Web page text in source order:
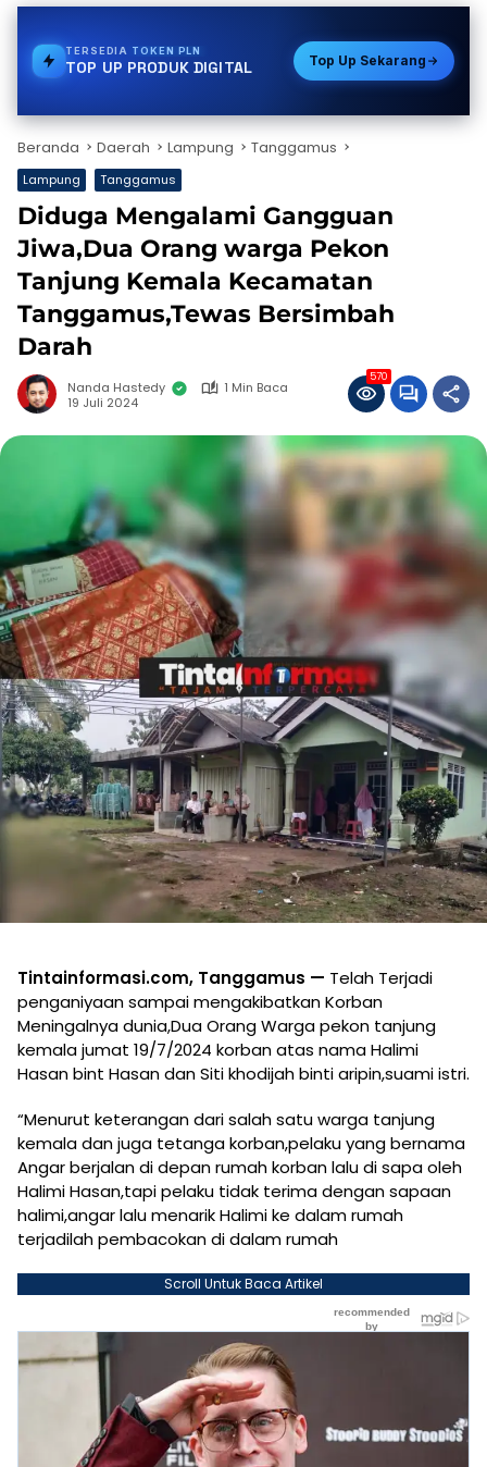
TERSEDIA GAS
TOP UP PRODUK DIGITAL Top Up Sekarang
Beranda Daerah Lampung Tanggamus
Lampung Tanggamus
Diduga Mengalami Gangguan
Jiwa,Dua Orang warga Pekon
Tanjung Kemala Kecamatan
Tanggamus,Tewas Bersimbah
Darah
Nanda Hastedy
1 Min Baca
19 Juli 2024
570
Tintainformasi.com, Tanggamus — Telah Terjadi
penganiyaan sampai mengakibatkan Korban
Meningalnya dunia,Dua Orang Warga pekon tanjung
kemala jumat 19/7/2024 korban atas nama Halimi
Hasan bint Hasan dan Siti khodijah binti aripin,suami istri.
“Menurut keterangan dari salah satu warga tanjung
kemala dan juga tetanga korban,pelaku yang bernama
Angar berjalan di depan rumah korban lalu di sapa oleh
Halimi Hasan,tapi pelaku tidak terima dengan sapaan
halimi,angar lalu menarik Halimi ke dalam rumah
terjadilah pembacokan di dalam rumah
Scroll Untuk Baca Artikel